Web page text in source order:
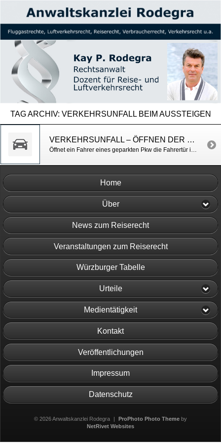
TAG ARCHIV: VERKEHRSUNFALL BEIM AUSSTEIGEN
VERKEHRSUNFALL – ÖFFNEN DER FAHRERTÜR
Öffnet ein Fahrer eines geparkten Pkw die Fahrertür in den Verkehrsraum des fließenden Verkehrs, haftet er voll für die Schäden, die mit dabei mit einem kollidierenden Fahrzeug entstehen. LG Stuttgart v. 22.4.2015, Az. 13 S 172/14
Home
Über
News zum Reiserecht
Veranstaltungen zum Reiserecht
Würzburger Tabelle
Urteile
Medientätigkeit
Kontakt
Veröffentlichungen
Impressum
Datenschutz
© 2026 Anwaltskanzlei Rodegra | ProPhoto Photo Themeby
NetRivet Websites